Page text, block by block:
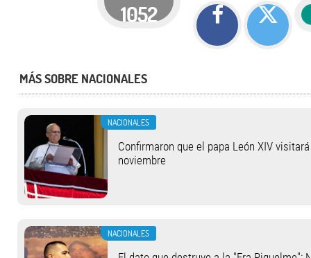
1052
MÁS SOBRE NACIONALES
NACIONALES
Confirmaron que el papa León XIV
noviembre
NACIONALES